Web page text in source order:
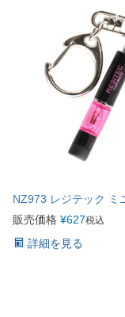
NZ973 レジテック ミ
販売価格 ¥627税込
詳細を見る